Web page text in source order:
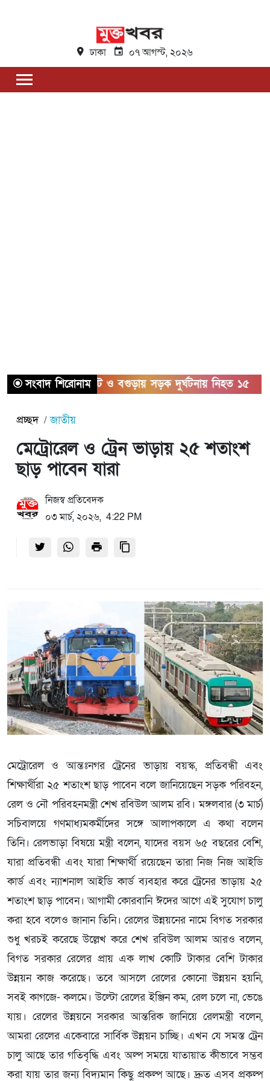
ঢাকা ০৭ আগস্ট, ২০২৬
সংবাদ শিরোনামসিলেট ও বগুড়ায় সড়ক দুর্ঘটনায় নিহত ১৫
প্রচ্ছদ জাতীয়
মেট্রোরেল ও ট্রেন ভাড়ায় ২৫ শতাংশ
ছাড় পাবেন যারা
নিজস্ব প্রতিবেদক
০৩ মার্চ, ২০২৬, 4:22 PM
মেট্রোরেল ও আন্তঃনগর ট্রেনের ভাড়ায় বয়স্ক, প্রতিবন্ধী এবং
শিক্ষার্থীরা ২৫ শতাংশ ছাড় পাবেন বলে জানিয়েছেন সড়ক পরিবহন,
রেল ও নৌ পরিবহনমন্ত্রী শেখ রবিউল আলম রবি। মঙ্গলবার (৩ মার্চ)
সচিবালয়ে গণমাধ্যমকর্মীদের সঙ্গে আলাপকালে এ কথা বলেন
তিনি। রেলভাড়া বিষয়ে মন্ত্রী বলেন, যাদের বয়স ৬৫ বছরের বেশি,
যারা প্রতিবন্ধী এবং যারা শিক্ষার্থী রয়েছেন তারা নিজ নিজ আইডি
কার্ড এবং ন্যাশনাল আইডি কার্ড ব্যবহার করে ট্রেনের ভাড়ায় ২৫
শতাংশ ছাড় পাবেন। আগামী কোরবানি ঈদের আগে এই সুযোগ চালু
করা হবে বলেও জানান তিনি। রেলের উন্নয়নের নামে বিগত সরকার
শুধু খরচই করেছে উল্লেখ করে শেখ রবিউল আলম আরও বলেন,
বিগত সরকার রেলের প্রায় এক লাখ কোটি টাকার বেশি টাকার
উন্নয়ন কাজ করেছে। তবে আসলে রেলের কোনো উন্নয়ন হয়নি,
সবই কাগজে- কলমে। উল্টো রেলের ইঞ্জিন কম, রেল চলে না, ভেঙে
যায়। রেলের উন্নয়নে সরকার আন্তরিক জানিয়ে রেলমন্ত্রী বলেন,
আমরা রেলের একেবারে সার্বিক উন্নয়ন চাচ্ছি। এখন যে সমস্ত ট্রেন
চালু আছে তার গতিবৃদ্ধি এবং অল্প সময়ে যাতায়াত কীভাবে সম্ভব
করা যায় তার জন্য বিদ্যমান কিছু প্রকল্প আছে। দ্রুত এসব প্রকল্প